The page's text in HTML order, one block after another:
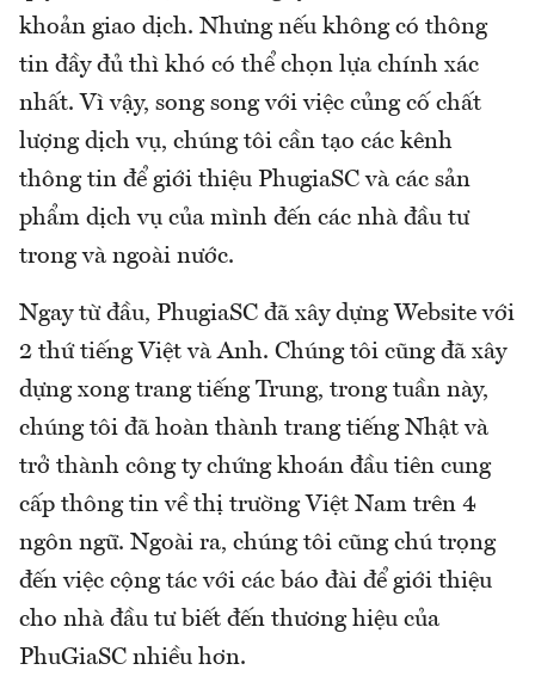
khoản giao dịch. Nhưng nếu không có thông
tin đầy đủ thì khó có thể chọn lựa chính xác
nhất. Vì vậy, song song với việc củng cố chất
lượng dịch vụ, chúng tôi cần tạo các kênh
thông tin để giới thiệu PhugiaSC và các sản
phẩm dịch vụ của mình đến các nhà đầu tư
trong và ngoài nước.
Ngay từ đầu, PhugiaSC đã xây dựng Website với
2 thứ tiếng Việt và Anh. Chúng tôi cũng đã xây
dựng xong trang tiếng Trung, trong tuần này,
chúng tôi đã hoàn thành trang tiếng Nhật và
trở thành công ty chứng khoán đầu tiên cung
cấp thông tin về thị trường Việt Nam trên 4
ngôn ngữ. Ngoài ra, chúng tôi cũng chú trọng
đến việc cộng tác với các báo đài để giới thiệu
cho nhà đầu tư biết đến thương hiệu của
PhuGiaSC nhiều hơn.